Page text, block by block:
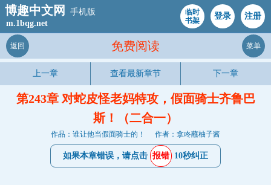
博趣中文网
手机版
m.1bqg.net
临时
书架
登录 注册
免费阅读
返回 菜单
上一章 查看最新章节 下一章
第243章 对蛇皮怪老妈特攻，假面骑士齐鲁巴
斯！（二合一）
作品：谁让他当假面骑士的！ 作者：拿咚蘸柚子酱
如果本章错误，请点击 报错 10秒纠正